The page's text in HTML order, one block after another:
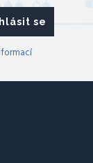
se